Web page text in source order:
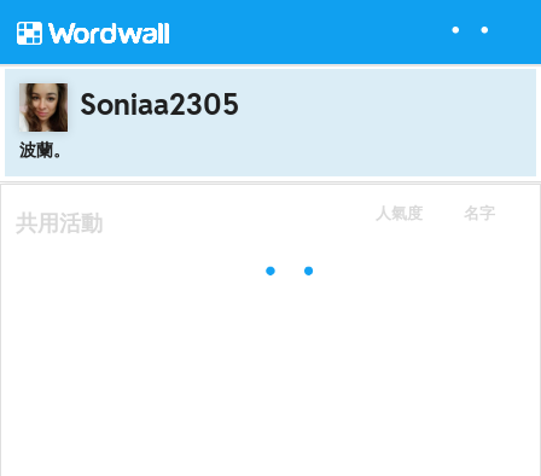
Soniaa2305
波蘭。
人氣度 名字
共用活動